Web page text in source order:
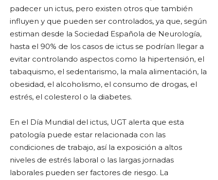
padecer un ictus, pero existen otros que también
influyen y que pueden ser controlados, ya que, según
estiman desde la Sociedad Española de Neurología,
hasta el 90% de los casos de ictus se podrían llegar a
evitar controlando aspectos como la hipertensión, el
tabaquismo, el sedentarismo, la mala alimentación, la
obesidad, el alcoholismo, el consumo de drogas, el
estrés, el colesterol o la diabetes.
En el Día Mundial del ictus, UGT alerta que esta
patología puede estar relacionada con las
condiciones de trabajo, así la exposición a altos
niveles de estrés laboral o las largas jornadas
laborales pueden ser factores de riesgo. La